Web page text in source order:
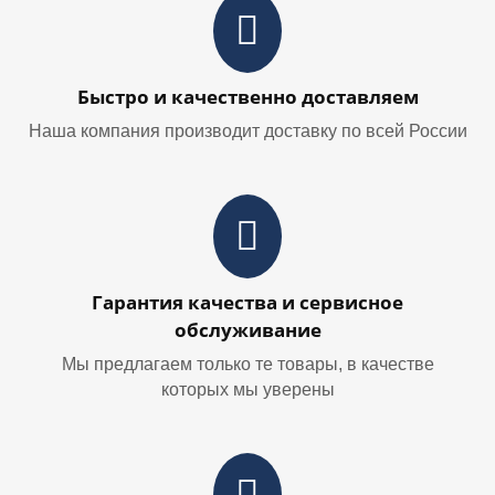
Быстро и качественно доставляем
Наша компания производит доставку по всей России
Гарантия качества и сервисное
обслуживание
Мы предлагаем только те товары, в качестве
которых мы уверены